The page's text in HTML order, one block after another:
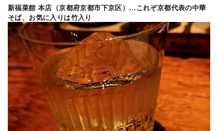
新福菜館 本店（京都府京都市下京区）…これぞ京都代表の中華
そば、お気に入りは竹入り